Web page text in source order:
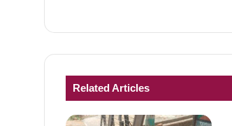
Related Articles